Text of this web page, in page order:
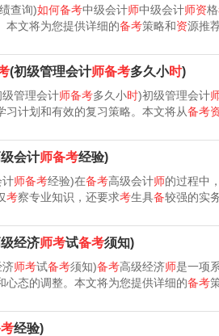
查询)如何备考中级会计师中级会计师资格
本文将为您提供详细的备考策略和资源推
(初级管理会计师备考多久小时)
级管理会计师备考多久小时)初级管理会计
习计划和有效的复习策略。本文将从备考
会计师备考经验)
计师备考经验)在备考高级会计师的过程中
考察专业知识，还要求考生具备较强的实
经济师考试备考须知)
济师考试备考须知)备考高级经济师是一项
态的调整。本文将为您提供详细的备考
经验)